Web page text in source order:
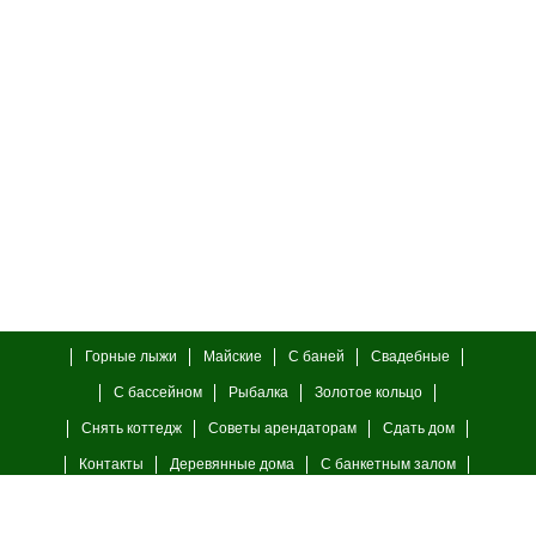
Горные лыжи Майские С баней Свадебные
С бассейном Рыбалка Золотое кольцо
Снять коттедж Советы арендаторам Сдать дом
Контакты Деревянные дома С банкетным залом